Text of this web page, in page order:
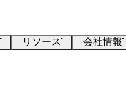
リソース 会社情報